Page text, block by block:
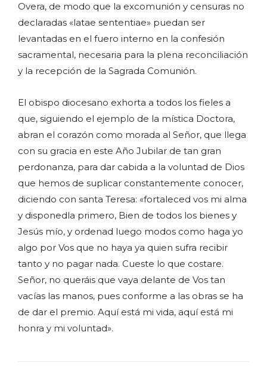
Overa, de modo que la excomunión y censuras no
declaradas «latae sententiae» puedan ser
levantadas en el fuero interno en la confesión
sacramental, necesaria para la plena reconciliación
y la recepción de la Sagrada Comunión.
El obispo diocesano exhorta a todos los fieles a
que, siguiendo el ejemplo de la mística Doctora,
abran el corazón como morada al Señor, que llega
con su gracia en este Año Jubilar de tan gran
perdonanza, para dar cabida a la voluntad de Dios
que hemos de suplicar constantemente conocer,
diciendo con santa Teresa: «fortaleced vos mi alma
y disponedla primero, Bien de todos los bienes y
Jesús mío, y ordenad luego modos como haga yo
algo por Vos que no haya ya quien sufra recibir
tanto y no pagar nada. Cueste lo que costare.
Señor, no queráis que vaya delante de Vos tan
vacías las manos, pues conforme a las obras se ha
de dar el premio. Aquí está mi vida, aquí está mi
honra y mi voluntad».